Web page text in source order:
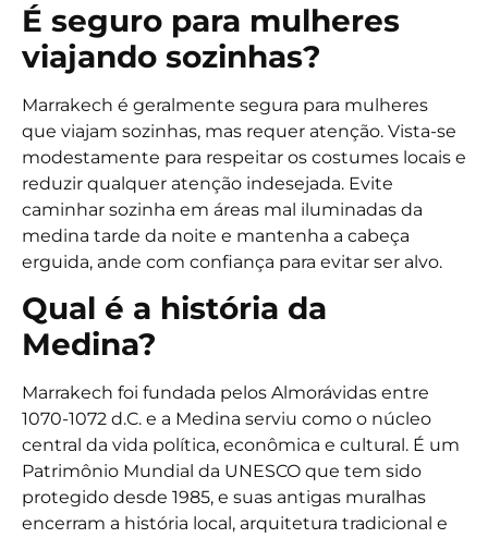
É seguro para mulheres
viajando sozinhas?
Marrakech é geralmente segura para mulheres
que viajam sozinhas, mas requer atenção. Vista-se
modestamente para respeitar os costumes locais e
reduzir qualquer atenção indesejada. Evite
caminhar sozinha em áreas mal iluminadas da
medina tarde da noite e mantenha a cabeça
erguida, ande com confiança para evitar ser alvo.
Qual é a história da
Medina?
Marrakech foi fundada pelos Almorávidas entre
1070-1072 d.C. e a Medina serviu como o núcleo
central da vida política, econômica e cultural. É um
Patrimônio Mundial da UNESCO que tem sido
protegido desde 1985, e suas antigas muralhas
encerram a história local, arquitetura tradicional e